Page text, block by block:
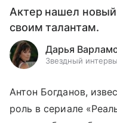
Актер нашел
своим талантам.
Дарья
Звездный
Антон Богданов,
роль в сериале